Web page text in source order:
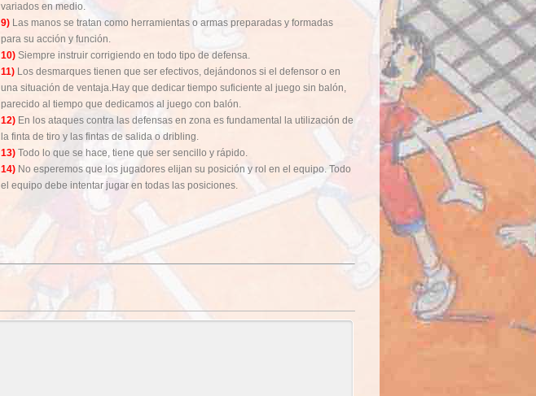
variados en medio.
9) Las manos se tratan como herramientas o armas preparadas y formadas
para su acción y función.
10) Siempre instruir corrigiendo en todo tipo de defensa.
11) Los desmarques tienen que ser efectivos, dejándonos si el defensor o en
una situación de ventaja.Hay que dedicar tiempo suficiente al juego sin balón,
parecido al tiempo que dedicamos al juego con balón.
12) En los ataques contra las defensas en zona es fundamental la utilización de
la finta de tiro y las fintas de salida o dribling.
13) Todo lo que se hace, tiene que ser sencillo y rápido.
14) No esperemos que los jugadores elijan su posición y rol en el equipo. Todo
el equipo debe intentar jugar en todas las posiciones.